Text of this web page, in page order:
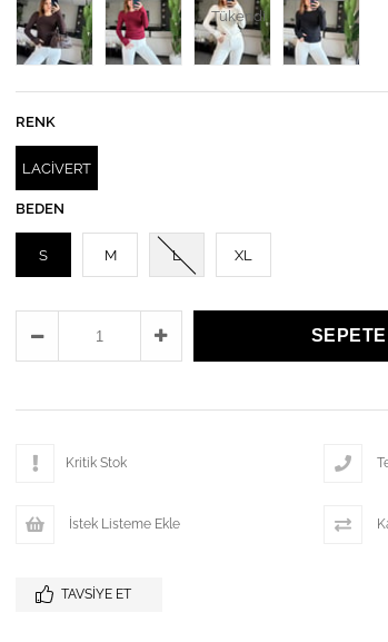
Tükendi
RENK
LACİVERT
BEDEN
S M L XL
Kritik Stok
İstek Listeme Ekle
TAVSIYE ET